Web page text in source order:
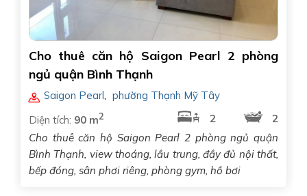
Cho thuê căn hộ Saigon Pearl 2 phòng
ngủ quận Bình Thạnh
Saigon Pearl, phường Thạnh Mỹ Tây
Diện tích: 90 m2 2
2
Cho thuê căn hộ Saigon Pearl 2 phòng ngủ quận
Bình Thạnh, view thoáng, lầu trung, đầy đủ nội thất,
bếp đóng, sân phơi riêng, phòng gym, hồ bơi